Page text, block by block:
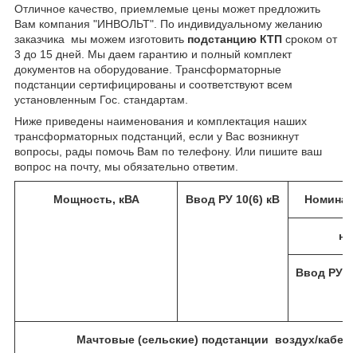
Отличное качество, приемлемые цены может предложить
Вам компания "ИНВОЛЬТ". По индивидуальному желанию
заказчика мы можем изготовить подстанцию КТП сроком от
3 до 15 дней. Мы даем гарантию и полный комплект
документов на оборудование. Трансформаторные
подстанции сертифицированы и соответствуют всем
установленным Гос. стандартам.
Ниже приведены наименования и комплектация наших
трансформаторных подстанций, если у Вас возникнут
вопросы, рады помочь Вам по телефону. Или пишите ваш
вопрос на почту, мы обязательно ответим.
Мощность, кВА Ввод РУ 10(6) кВ
на
Ввод РУ
Мачтовые (сельские) подстанции воздух/